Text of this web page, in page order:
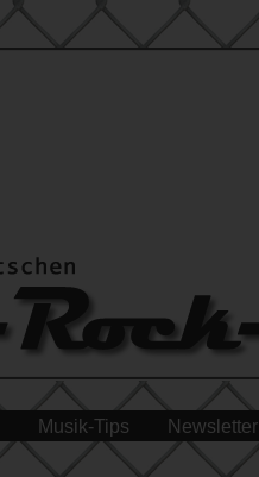
Musik-Tips Newsletter